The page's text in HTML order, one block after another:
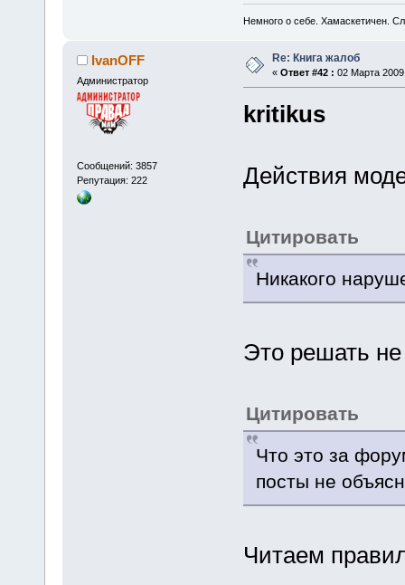
Немного о себе. Хамаскетичен.
IvanOFF
Администратор
Сообщений: 3857
Репутация: 222
Re: Книга жалоб
« Ответ #42 : 02 Марта
kritikus
Действия
Цитировать
Никакого
Это решать
Цитировать
Что это за
посты не
Читаем